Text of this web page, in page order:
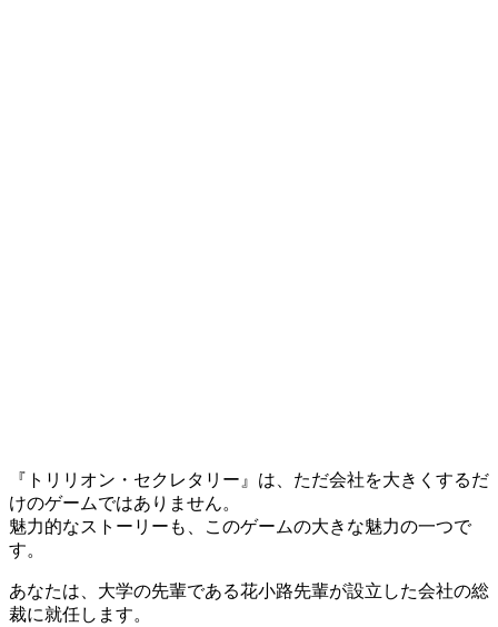
『トリリオン・セクレタリー』は、ただ会社を大きくするだ
けのゲームではありません。
魅力的なストーリーも、このゲームの大きな魅力の一つで
す。
あなたは、大学の先輩である花小路先輩が設立した会社の総
裁に就任します。